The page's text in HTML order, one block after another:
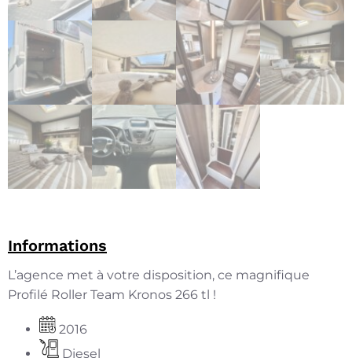
Informations
L’agence met à votre disposition, ce magnifique
Profilé Roller Team Kronos 266 tl !
2016
Diesel